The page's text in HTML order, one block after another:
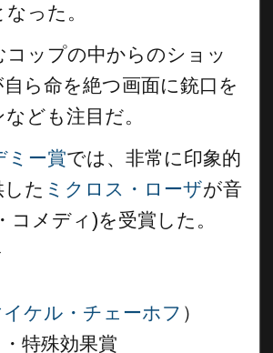
った。
コップの中からのショッ
自ら命を絶つ画面に銃口を
ども注目だ。
ミー賞では、非常に印象的
た ミクロス・ローザが音
コメディ)を受賞した。
イケル・チェーホフ ）
特殊効果賞